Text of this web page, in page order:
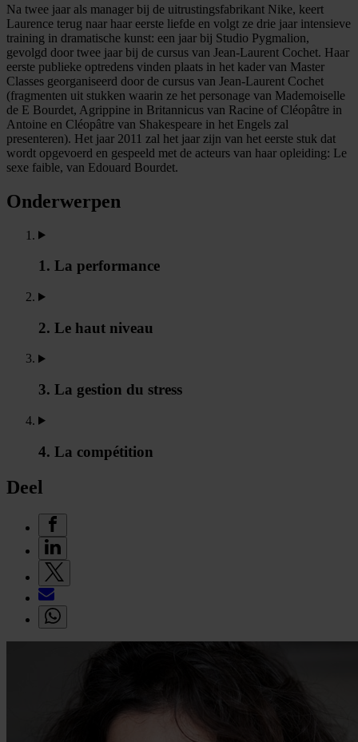
Na twee jaar als manager bij de uitrustingsfabrikant Nike, keert
Laurence terug naar haar eerste liefde en volgt ze drie jaar intensieve
training in dramatische kunst: een jaar bij Studio Pygmalion,
gevolgd door twee jaar bij de cursus van Jean-Laurent Cochet. Haar
eerste publieke optredens vinden plaats in het kader van Master
Classes georganiseerd door de cursus van Jean-Laurent Cochet
(fragmenten uit stukken waarin ze het personage van Mademoiselle
de E Bourdet, Agrippine in Britannicus van Racine of Cléopâtre in
Antoine en Cléopâtre van Shakespeare in het Engels zal
presenteren). Het jaar 2011 zal het jaar zijn van het eerste stuk dat
wordt opgevoerd en gespeeld met de acteurs van haar opleiding: Le
sexe faible, van Edouard Bourdet.
Onderwerpen
1. La performance
2. Le haut niveau
3. La gestion du stress
4. La compétition
Deel